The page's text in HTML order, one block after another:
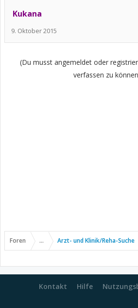
Kukana
9. Oktober 2015
(Du musst angemeldet oder
verfassen zu
Foren ... Arzt- und Klinik/Reha-Suche
Kontakt Hilfe